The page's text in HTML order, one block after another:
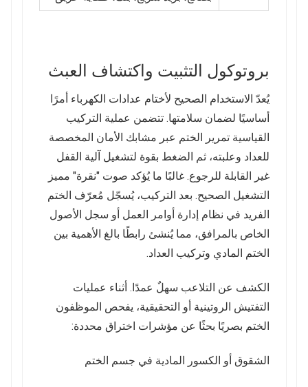
بروتوكول التثبيت واكتشاف العبث
يُعدّ الاستخدام الصحيح لأختام عدادات الكهرباء أمرًا
أساسيًا لضمان سلامتها. تتضمن عملية التركيب
القياسية تمرير الختم عبر مشابك الأمان المخصصة
للعداد وعلبته، ثم الضغط بقوة لتشغيل آلية القفل
غير القابلة للرجوع. غالبًا ما يُؤكد صوت "نقرة" مميز
التشغيل الصحيح. بعد التركيب، يُسجّل مُعرّف الختم
الفريد في نظام إدارة أوامر العمل أو سجل الأصول
الخاص بالمرافق، مما يُنشئ رابطًا بالغ الأهمية بين
الختم المادي وتركيب العداد.
الكشف عن التلاعب سهلٌ عمدًا. أثناء عمليات
التفتيش الروتينية أو التحقيقية، يفحص الموظفون
الختم بصريًا بحثًا عن مؤشرات اختراق محددة:
الشقوق أو الكسور المادية في جسم الختم